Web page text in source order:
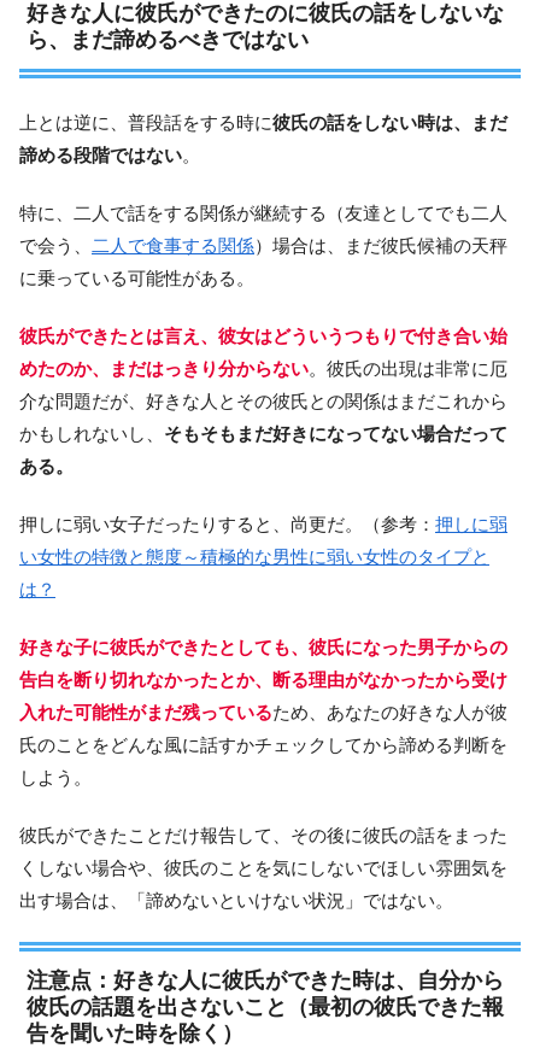
好きな人に彼氏ができたのに彼氏の話をしないな
ら、まだ諦めるべきではない
上とは逆に、普段話をする時に彼氏の話をしない時は、まだ
諦める段階ではない。
特に、二人で話をする関係が継続する（友達としてでも二人
で会う、
二人で食事する関係）場合は、まだ彼氏候補の天秤
に乗っている可能性がある。
彼氏ができたとは言え、彼女はどういうつもりで付き合い始
めたのか、まだはっきり分からない。彼氏の出現は非常に厄
介な問題だが、好きな人とその彼氏との関係はまだこれから
かもしれないし、 そもそもまだ好きになってない場合だって
ある。
押しに弱い女子だったりすると、尚更だ。（参考： 押しに弱
い女性の特徴と態度～積極的な男性に弱い女性のタイプと
は？
好きな子に彼氏ができたとしても、彼氏になった男子からの
告白を断り切れなかったとか、断る理由がなかったから受け
入れた可能性がまだ残っているため、あなたの好きな人が彼
氏のことをどんな風に話すかチェックしてから諦める判断を
しよう。
彼氏ができたことだけ報告して、その後に彼氏の話をまった
くしない場合や、彼氏のことを気にしないでほしい雰囲気を
出す場合は、「諦めないといけない状況」ではない。
注意点：好きな人に彼氏ができた時は、自分から
彼氏の話題を出さないこと（最初の彼氏できた報
告を聞いた時を除く）